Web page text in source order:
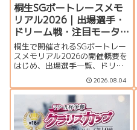
桐生SGボートレースメモ
リアル2026｜出場選手・
ドリーム戦・注目モータ
ー・イベント情報まとめ
桐生で開催されるSGボートレー
スメモリアル2026の開催概要を
はじめ、出場選手一覧、ドリー
ム戦、注目モーター、水面特
徴、イベント情報を詳しく紹
介。峰竜太、毒島誠、定松勇樹
らトップレーサーが集結する真
夏のSGの見どころを徹底解説し
ます。
2026.08.04